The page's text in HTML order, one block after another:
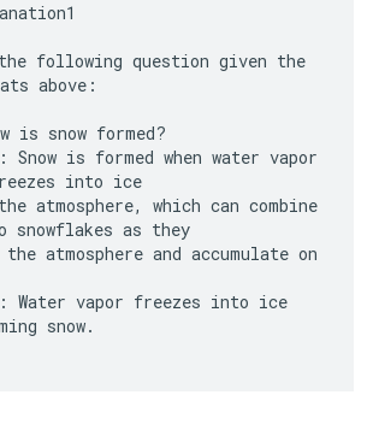
the following question given the
above:
is snow formed?
Snow is formed when water vapor
into ice
atmosphere, which can combine
snowflakes as they
atmosphere and accumulate on
Water vapor freezes into ice
snow.